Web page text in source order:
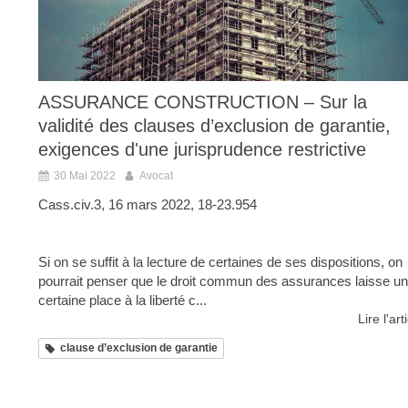
ASSURANCE CONSTRUCTION – Sur la
validité des clauses d’exclusion de garantie,
exigences d'une jurisprudence restrictive
30 Mai 2022 Avocat
Cass.civ.3, 16 mars 2022, 18-23.954
Si on se suffit à la lecture de certaines de ses dispositions, on
pourrait penser que le droit commun des assurances laisse
certaine place à la liberté c...
Lire
clause d’exclusion de garantie